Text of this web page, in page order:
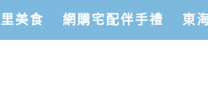
美食 網購宅配伴手禮 東